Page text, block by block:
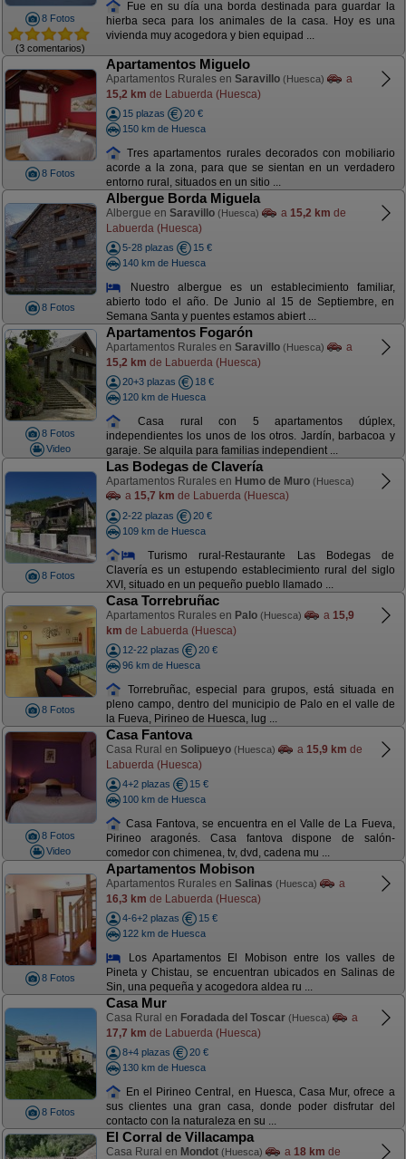
8 Fotos
(3 comentarios)
Fue en su día una borda destinada para guardar la
hierba seca para los animales de la casa. Hoy es una
vivienda muy acogedora y bien equipad ...
8 Fotos
Apartamentos Miguelo
Apartamentos Rurales en Saravillo (Huesca)
a
15,2 km de Labuerda (Huesca)
15 plazas
20 €
150 km de Huesca
Tres apartamentos rurales decorados con mobiliario
acorde a la zona, para que se sientan en un verdadero
entorno rural, situados en un sitio ...
8 Fotos
Albergue Borda Miguela
Albergue en Saravillo (Huesca) a 15,2 km de
Labuerda (Huesca)
5-28 plazas
15 €
140 km de Huesca
Nuestro albergue es un establecimiento familiar,
abierto todo el año. De Junio al 15 de Septiembre, en
Semana Santa y puentes estamos abiert ...
8 Fotos
Video
Apartamentos Fogarón
Apartamentos Rurales en Saravillo (Huesca)
a
15,2 km de Labuerda (Huesca)
20+3 plazas
18 €
120 km de Huesca
Casa rural con 5 apartamentos dúplex,
independientes los unos de los otros. Jardín, barbacoa y
garaje. Se alquila para familias independient ...
8 Fotos
Las Bodegas de Clavería
Apartamentos Rurales en Humo de Muro (Huesca)
a 15,7 km de Labuerda (Huesca)
2-22 plazas
20 €
109 km de Huesca
Turismo rural-Restaurante Las Bodegas de
Clavería es un estupendo establecimiento rural del siglo
XVI, situado en un pequeño pueblo llamado ...
8 Fotos
Casa Torrebruñac
Apartamentos Rurales en Palo (Huesca) a 15,9
km de Labuerda (Huesca)
12-22 plazas
20 €
96 km de Huesca
Torrebruñac, especial para grupos, está situada en
pleno campo, dentro del municipio de Palo en el valle de
la Fueva, Pirineo de Huesca, lug ...
8 Fotos
Video
Casa Fantova
Casa Rural en Solipueyo (Huesca) a 15,9 km de
Labuerda (Huesca)
4+2 plazas
15 €
100 km de Huesca
Casa Fantova, se encuentra en el Valle de La Fueva,
Pirineo aragonés. Casa fantova dispone de salón-
comedor con chimenea, tv, dvd, cadena mu ...
8 Fotos
Apartamentos Mobison
Apartamentos Rurales en Salinas (Huesca)
a
16,3 km de Labuerda (Huesca)
4-6+2 plazas
15 €
122 km de Huesca
Los Apartamentos El Mobison entre los valles de
Pineta y Chistau, se encuentran ubicados en Salinas de
Sin, una pequeña y acogedora aldea ru ...
8 Fotos
Casa Mur
Casa Rural en Foradada del Toscar (Huesca)
a
17,7 km de Labuerda (Huesca)
8+4 plazas
20 €
130 km de Huesca
En el Pirineo Central, en Huesca, Casa Mur, ofrece a
sus clientes una gran casa, donde poder disfrutar del
contacto con la naturaleza en su ...
El Corral de Villacampa
Casa Rural en Mondot (Huesca) a 18 km de